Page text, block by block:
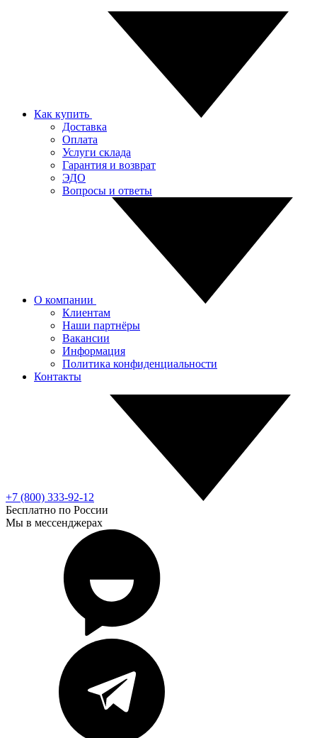
Как купить
Доставка
Оплата
Услуги склада
Гарантия и возврат
ЭДО
Вопросы и ответы
О компании
Клиентам
Наши партнёры
Вакансии
Информация
Политика конфиденциальности
Контакты
+7 (800) 333-92-12
Бесплатно по России
Мы в мессенджерах